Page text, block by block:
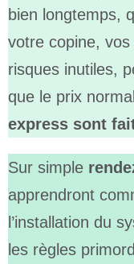
bien longtemps,
votre copine,
risques inutiles,
que le prix
express sont
Sur simple
apprendront
l’installation du
les règles